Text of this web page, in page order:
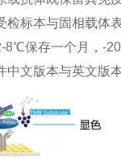
检标本与固相载体
8℃保存一个月，-
中文版本与英文版